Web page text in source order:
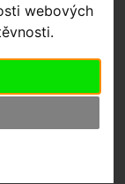
webových
ZTRATILI
AIR